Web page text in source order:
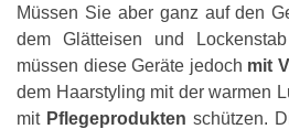
Müssen Sie aber ganz auf den
dem Glätteisen und
müssen diese Geräte jedoch mit
dem Haarstyling mit der warmen
mit Pflegeprodukten schützen.